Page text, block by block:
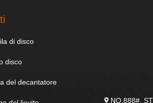
di disco
disco
del decantatore
NO.888#,